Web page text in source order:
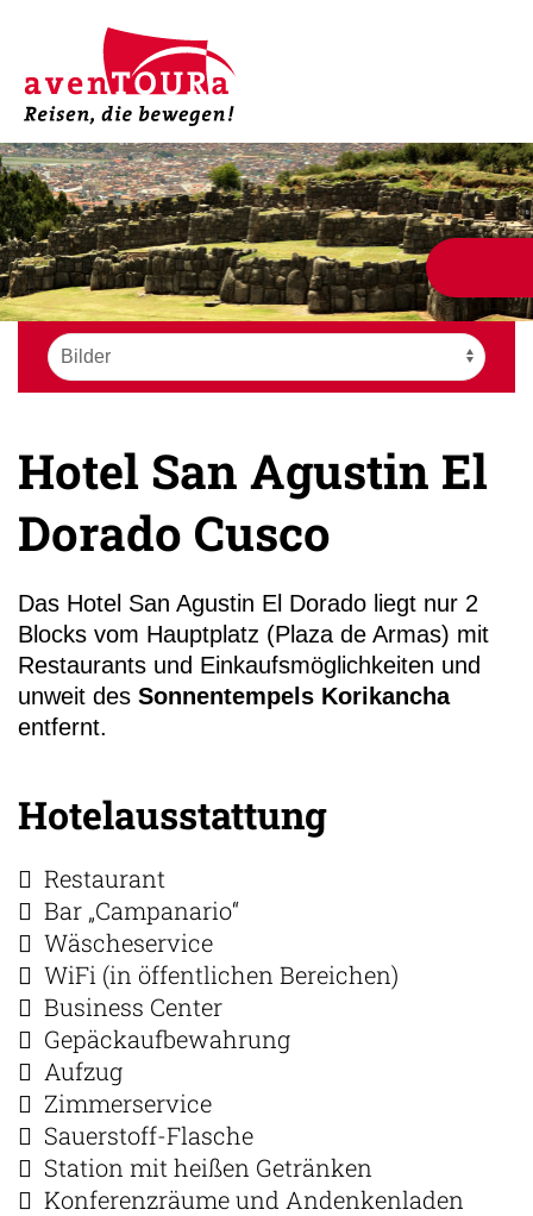
Hotel San Agustin El
Dorado Cusco
Das Hotel San Agustin El Dorado liegt nur 2
Blocks vom Hauptplatz (Plaza de Armas) mit
Restaurants und Einkaufsmöglichkeiten und
unweit des Sonnentempels Korikancha
entfernt.
Hotelausstattung
Restaurant
Bar „Campanario“
Wäscheservice
WiFi (in öffentlichen Bereichen)
Business Center
Gepäckaufbewahrung
Aufzug
Zimmerservice
Sauerstoff-Flasche
Station mit heißen Getränken
Konferenzräume und Andenkenladen
+49
35